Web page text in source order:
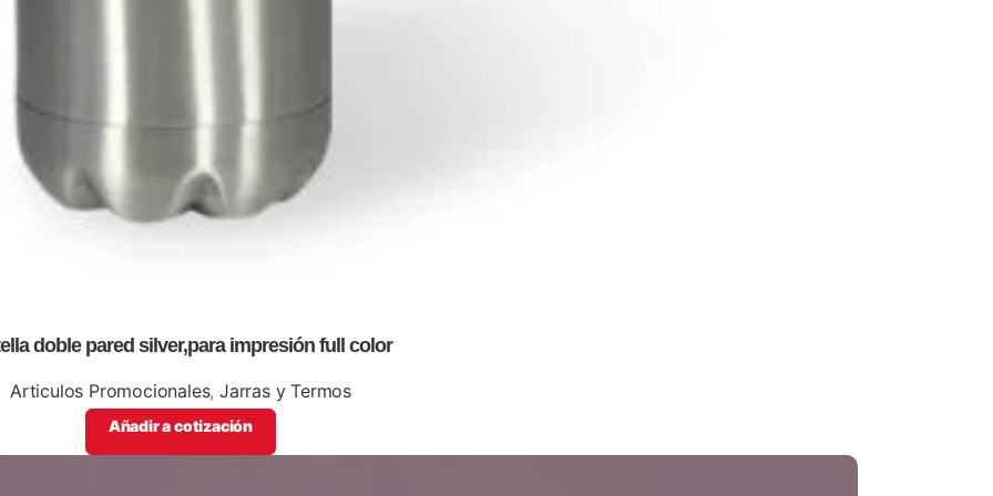
doble pared silver,para impresión full color
Articulos Promocionales, Jarras y Termos
Añadir a cotización